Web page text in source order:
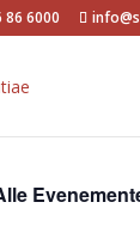
86 6000